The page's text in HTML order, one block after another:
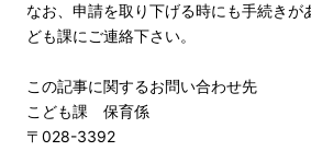
なお、申請を取り下げる時にも手続きが
ども課にご連絡下さい。
この記事に関するお問い合わせ先
こども課 保育係
〒028-3392